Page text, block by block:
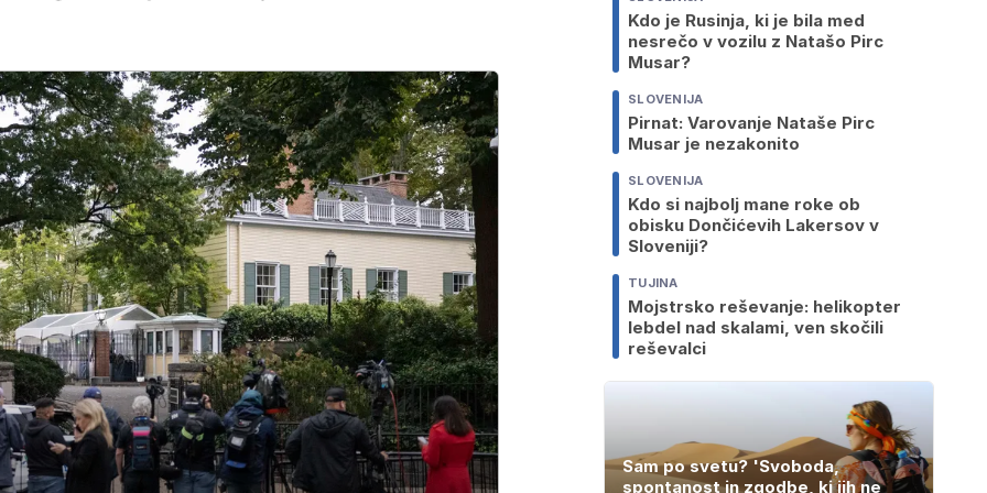
Kdo je Rusinja, ki je bila med
nesrečo v vozilu z Natašo Pirc
Musar?
SLOVENIJA
Pirnat: Varovanje Nataše Pirc
Musar je nezakonito
SLOVENIJA
Kdo si najbolj mane roke ob
obisku Dončićevih Lakersov v
Sloveniji?
TUJINA
Mojstrsko reševanje: helikopter
lebdel nad skalami, ven skočili
reševalci
Sam po svetu? 'Svoboda,
spontanost in zgodbe, ki jih ne